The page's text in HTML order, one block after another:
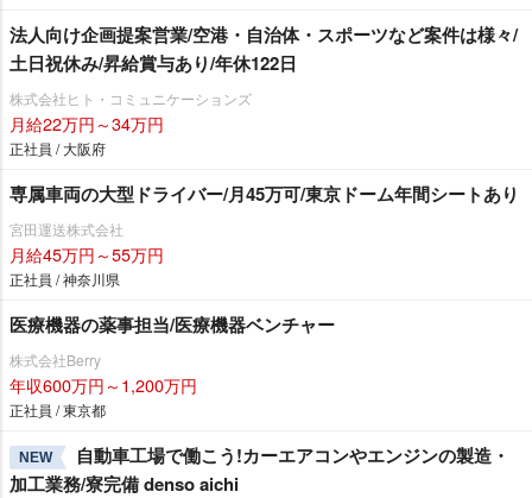
法人向け企画提案営業/空港・自治体・スポーツなど案件は様々/
土日祝休み/昇給賞与あり/年休122日
株式会社ヒト・コミュニケーションズ
月給22万円～34万円
正社員 / 大阪府
専属車両の大型ドライバー/月45万可/東京ドーム年間シートあり
宮田運送株式会社
月給45万円～55万円
正社員 / 神奈川県
医療機器の薬事担当/医療機器ベンチャー
株式会社Berry
年収600万円～1,200万円
正社員 / 東京都
NEW
自動車工場で働こう!カーエアコンやエンジンの製造・
加工業務/寮完備 denso aichi